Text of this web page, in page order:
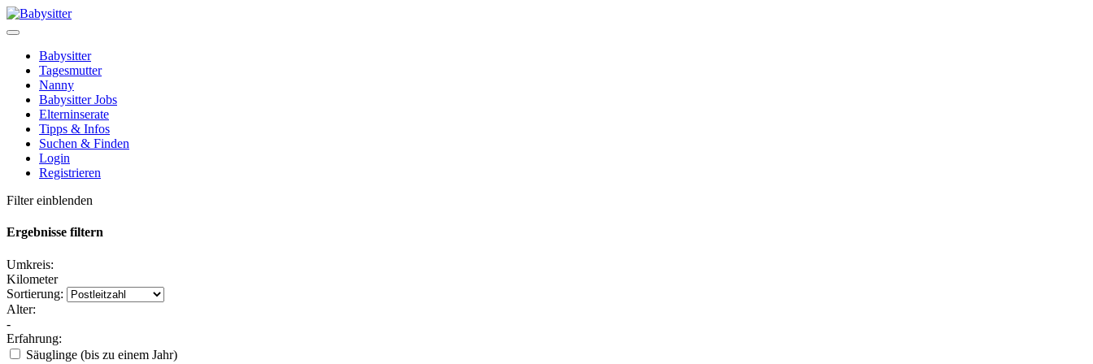
Babysitter
Tagesmutter
Nanny
Babysitter Jobs
Elterninserate
Tipps & Infos
Suchen & Finden
Login
Registrieren
Filter einblenden
Ergebnisse filtern
Umkreis:
Kilometer
Sortierung:
Alter:
-
Erfahrung:
Säuglinge (bis zu einem Jahr)